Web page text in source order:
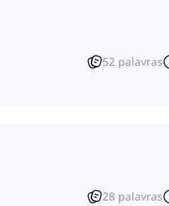
52 palavras
28 palavras